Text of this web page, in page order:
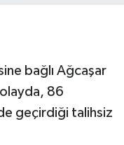
bağlı Ağcaşar
86
geçirdiği talihsiz